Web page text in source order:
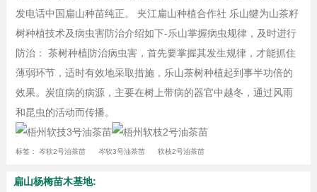
发电话中国扁山种苗纯正。 夹江扁山种植合作社 乐山犍为山茶籽
树种植技术及病虫害防治介绍如下-乐山掌握病虫规律，及时进行
防治： 茶树种植防治病虫害，首先要掌握其发生规律，才能抓住
薄弱环节，适时有效地采取措施，乐山茶树种植起到事半功倍的
效果。炭疽病的病源，主要在树上带病的器官中越冬，通过风雨
和昆虫的活动而传播。
标签： 岑软2号油茶苗 岑软3号油茶苗 软枝2号油茶苗
扁山杨梅苗木基地: